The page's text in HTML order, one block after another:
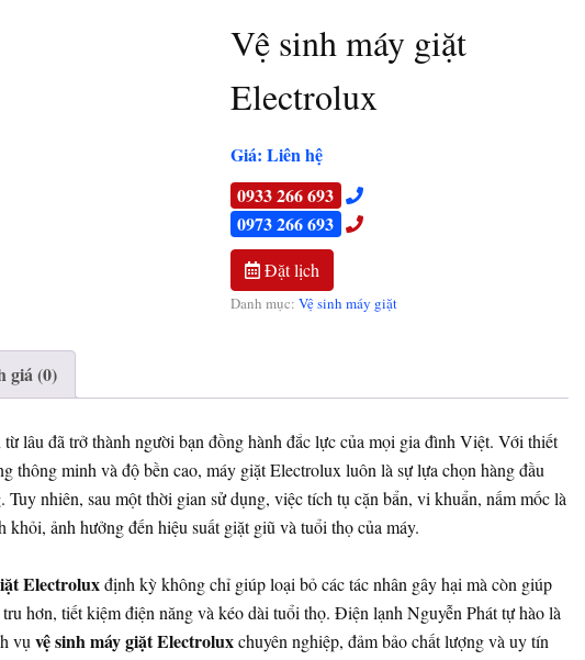
Vệ sinh máy giặt
Electrolux
Giá: Liên hệ
0933 266 693
0973 266 693
Đặt lịch
Danh mục: Vệ sinh máy giặt
giá (0)
lâu đã trở thành người bạn đồng hành đắc lực của mọi gia đình Việt. Với thiết
thông minh và độ bền cao, máy giặt Electrolux luôn là sự lựa chọn hàng đầu
Tuy nhiên, sau một thời gian sử dụng, việc tích tụ cặn bẩn, vi khuẩn, nấm mốc là
khỏi, ảnh hưởng đến hiệu suất giặt giũ và tuổi thọ của máy.
Electroluxđịnh kỳ không chỉ giúp loại bỏ các tác nhân gây hại mà còn giúp
hơn, tiết kiệm điện năng và kéo dài tuổi thọ. Điện lạnh Nguyễn Phát tự hào là
vụvệ sinh máy giặt Electroluxchuyên nghiệp, đảm bảo chất lượng và uy tín